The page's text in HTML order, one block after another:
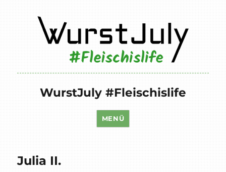
WurstJuly #Fleischislife
MENÜ
Julia II.